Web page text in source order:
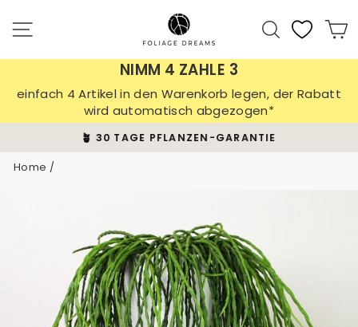
content
Search
NIMM 4 ZAHLE 3
einfach 4 Artikel in den Warenkorb legen, der Rabatt
wird automatisch abgezogen*
Pause
🪴 30 TAGE PFLANZEN-GARANTIE
Home /